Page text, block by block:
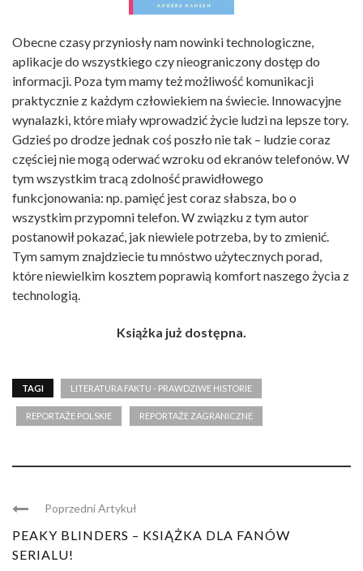
Obecne czasy przyniosły nam nowinki technologiczne,
aplikacje do wszystkiego czy nieograniczony dostęp do
informacji. Poza tym mamy też możliwość komunikacji
praktycznie z każdym człowiekiem na świecie. Innowacyjne
wynalazki, które miały wprowadzić życie ludzi na lepsze tory.
Gdzieś po drodze jednak coś poszło nie tak – ludzie coraz
częściej nie mogą oderwać wzroku od ekranów telefonów. W
tym wszystkim tracą zdolność prawidłowego
funkcjonowania: np. pamięć jest coraz słabsza, bo o
wszystkim przypomni telefon. W związku z tym autor
postanowił pokazać, jak niewiele potrzeba, by to zmienić.
Tym samym znajdziecie tu mnóstwo użytecznych porad,
które niewielkim kosztem poprawią komfort naszego życia z
technologią.
Książka już dostępna.
TAGI LITERATURA FAKTU - PRAWDZIWE HISTORIE
REPORTAŻE POLSKIE REPORTAŻE ZAGRANICZNE
Poprzedni Artykuł
PEAKY BLINDERS – KSIĄŻKA DLA FANÓW
SERIALU!